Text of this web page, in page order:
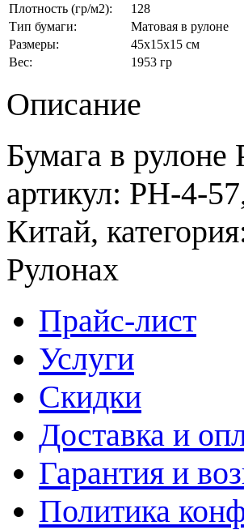
Плотность (гр/м2):
128
Тип бумаги:
Матовая в рулоне
Размеры:
45x15x15 см
Вес:
1953 гр
Описание
Бумага в
артикул: PH-4-
Китай,
Рулонах
Прайс-лист
Услуги
Скидки
Доставка и
Гарантия и
Политика